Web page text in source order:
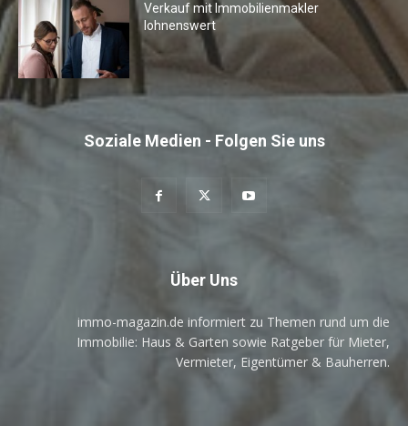
Verkauf mit Immobilienmakler
lohnenswert
Soziale Medien - Folgen Sie uns
Über Uns
immo-magazin.de informiert zu Themen rund um die
Immobilie: Haus & Garten sowie Ratgeber für Mieter,
Vermieter, Eigentümer & Bauherren.